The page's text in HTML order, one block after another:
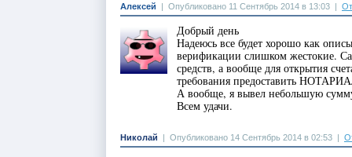
Алексей | Опубликовано 11 Сентябрь 2014 в 13:03 |
Добрый день
Надеюсь все будет хорошо как
верификации слишком жестокие.
средств, а вообще для открытия
требования предоставить
А вообще, я вывел небольшую
Всем удачи.
Николай | Опубликовано 14 Сентябрь 2014 в 02:53 |